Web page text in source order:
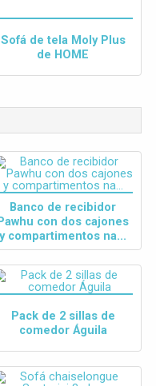
Sofá de tela Moly Plus
de HOME
Banco de recibidor
con dos cajones
y compartimentos na...
Pack de 2 sillas de
comedor Águila